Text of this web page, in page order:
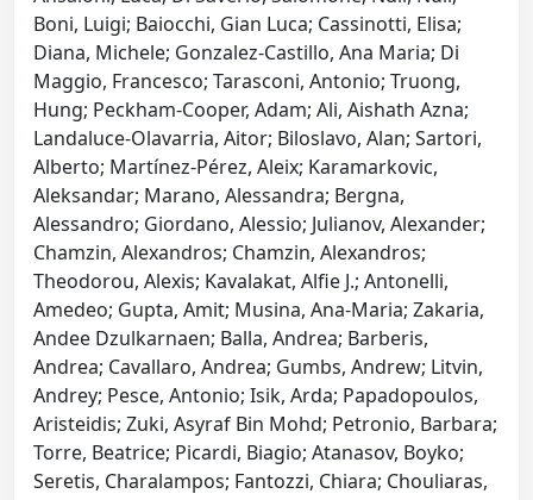
Boni, Luigi; Baiocchi, Gian Luca; Cassinotti, Elisa;
Diana, Michele; Gonzalez-Castillo, Ana Maria; Di
Maggio, Francesco; Tarasconi, Antonio; Truong,
Hung; Peckham-Cooper, Adam; Ali, Aishath Azna;
Landaluce-Olavarria, Aitor; Biloslavo, Alan; Sartori,
Alberto; Martínez-Pérez, Aleix; Karamarkovic,
Aleksandar; Marano, Alessandra; Bergna,
Alessandro; Giordano, Alessio; Julianov, Alexander;
Chamzin, Alexandros; Chamzin, Alexandros;
Theodorou, Alexis; Kavalakat, Alfie J.; Antonelli,
Amedeo; Gupta, Amit; Musina, Ana-Maria; Zakaria,
Andee Dzulkarnaen; Balla, Andrea; Barberis,
Andrea; Cavallaro, Andrea; Gumbs, Andrew; Litvin,
Andrey; Pesce, Antonio; Isik, Arda; Papadopoulos,
Aristeidis; Zuki, Asyraf Bin Mohd; Petronio, Barbara;
Torre, Beatrice; Picardi, Biagio; Atanasov, Boyko;
Seretis, Charalampos; Fantozzi, Chiara; Chouliaras,